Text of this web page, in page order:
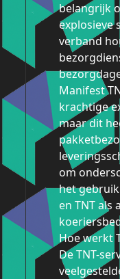
belangrijk
explosieve
verband
Manifest
krachtige
maar dit
om
het
en TNT als
Hoe werkt
De TNT-